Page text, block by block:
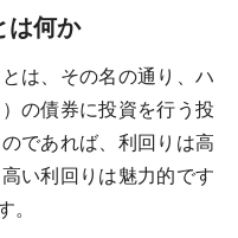
は何か
は、その名の通り、ハ
の債券に投資を行う投
であれば、利回りは高
い利回りは魅力的です
。